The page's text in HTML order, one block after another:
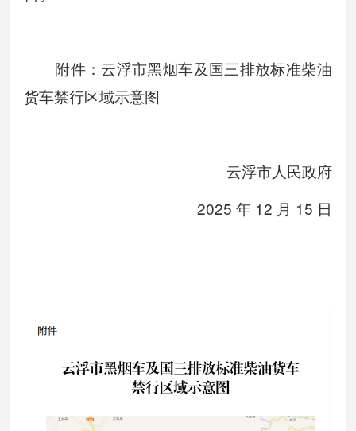
附件：云浮市黑烟车及国三排放标准柴油
货车禁行区域示意图
云浮市人民政府
2025 年 12 月 15 日